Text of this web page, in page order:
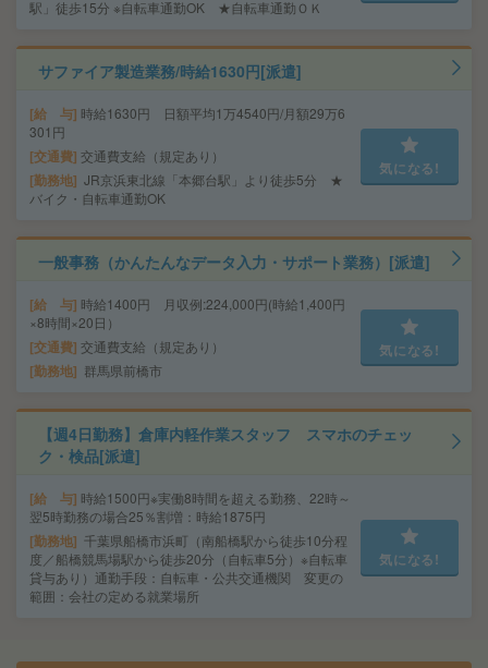
駅」徒歩15分 ※自転車通勤OK ★自転車通勤ＯＫ
サファイア製造業務/時給1630円[派遣]
給 与 時給1630円 日額平均1万4540円/月額29万6
301円
交通費 交通費支給（規定あり）
勤務地 JR京浜東北線「本郷台駅」より徒歩5分 ★
バイク・自転車通勤OK
気になる!
一般事務（かんたんなデータ入力・サポート業務）[派遣]
給 与 時給1400円 月収例:224,000円(時給1,400円
×8時間×20日）
交通費 交通費支給（規定あり）
勤務地 群馬県前橋市
気になる!
【週4日勤務】倉庫内軽作業スタッフ スマホのチェッ
ク・検品[派遣]
給 与 時給1500円※実働8時間を超える勤務、22時～
翌5時勤務の場合25％割増：時給1875円
勤務地 千葉県船橋市浜町（南船橋駅から徒歩10分程
度／船橋競馬場駅から徒歩20分（自転車5分）※自転車
貸与あり）通勤手段：自転車・公共交通機関 変更の
範囲：会社の定める就業場所
気になる!